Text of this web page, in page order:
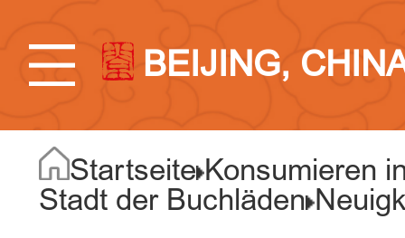
BEIJING,
Startseite Konsumieren
Stadt der Buchläden